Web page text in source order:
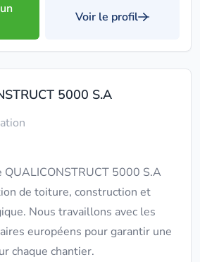
Voir le profil
5000 S.A
QUALICONSTRUCT 5000 S.A
de toiture, construction et
Nous travaillons avec les
européens pour garantir une
chaque chantier.